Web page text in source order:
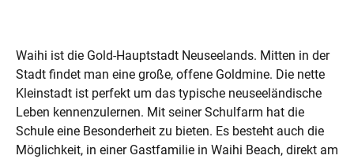
Waihi ist die Gold-Hauptstadt Neuseelands. Mitten in der
Stadt findet man eine große, offene Goldmine. Die nette
Kleinstadt ist perfekt um das typische neuseeländische
Leben kennenzulernen. Mit seiner Schulfarm hat die
Schule eine Besonderheit zu bieten. Es besteht auch die
Möglichkeit, in einer Gastfamilie in Waihi Beach, direkt am